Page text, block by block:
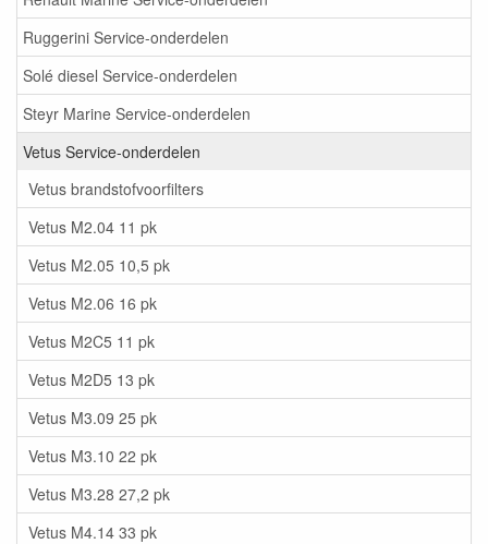
Ruggerini Service-onderdelen
Solé diesel Service-onderdelen
Steyr Marine Service-onderdelen
Vetus Service-onderdelen
Vetus brandstofvoorfilters
Vetus M2.04 11 pk
Vetus M2.05 10,5 pk
Vetus M2.06 16 pk
Vetus M2C5 11 pk
Vetus M2D5 13 pk
Vetus M3.09 25 pk
Vetus M3.10 22 pk
Vetus M3.28 27,2 pk
Vetus M4.14 33 pk